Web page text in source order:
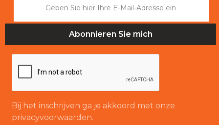
Bij het inschrijven ga je akkoord met onze
privacyvoorwaarden.